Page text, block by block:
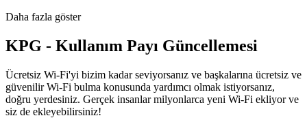
Daha fazla göster
KPG - Kullanım Payı Güncellemesi
Ücretsiz Wi-Fi'yi bizim kadar seviyorsanız ve başkalarına ücretsiz ve
güvenilir Wi-Fi bulma konusunda yardımcı olmak istiyorsanız,
doğru yerdesiniz. Gerçek insanlar milyonlarca yeni Wi-Fi ekliyor ve
siz de ekleyebilirsiniz!